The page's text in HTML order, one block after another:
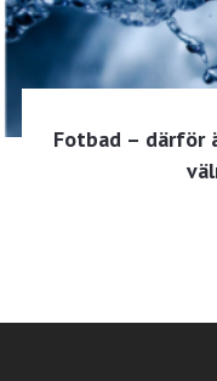
Fotbad – därför